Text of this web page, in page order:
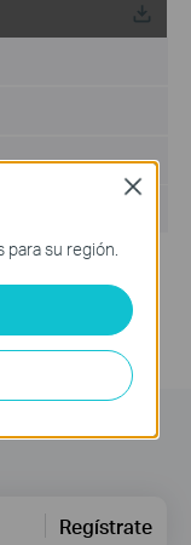
Regístrate
su región.
Close